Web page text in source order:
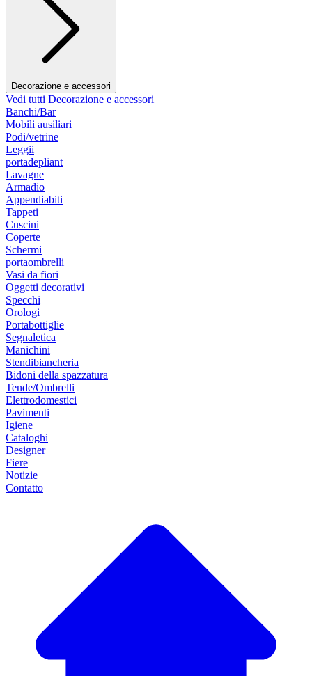
Decorazione e accessori
Vedi tutti Decorazione e accessori
Banchi/Bar
Mobili ausiliari
Podi/vetrine
Leggii
portadepliant
Lavagne
Armadio
Appendiabiti
Tappeti
Cuscini
Coperte
Schermi
portaombrelli
Vasi da fiori
Oggetti decorativi
Specchi
Orologi
Portabottiglie
Segnaletica
Manichini
Stendibiancheria
Bidoni della spazzatura
Tende/Ombrelli
Elettrodomestici
Pavimenti
Igiene
Cataloghi
Designer
Fiere
Notizie
Contatto